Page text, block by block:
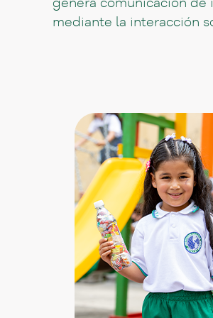
genera comunicación de
mediante la interacción